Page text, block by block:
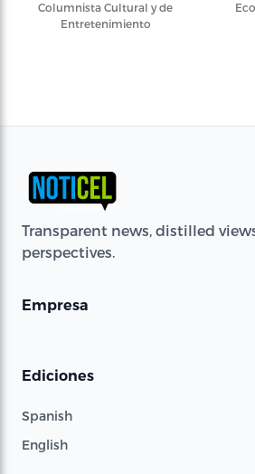
Columnista Cultural y de
Entretenimiento
Transparent news, distilled
perspectives.
Empresa
Ediciones
Spanish
English